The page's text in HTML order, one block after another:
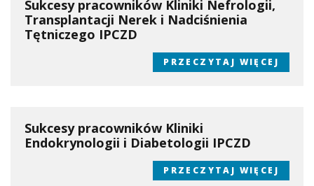
Sukcesy pracowników Kliniki Nefrologii,
Transplantacji Nerek i Nadciśnienia
Tętniczego IPCZD
PRZECZYTAJ WIĘCEJ
Sukcesy pracowników Kliniki
Endokrynologii i Diabetologii IPCZD
PRZECZYTAJ WIĘCEJ